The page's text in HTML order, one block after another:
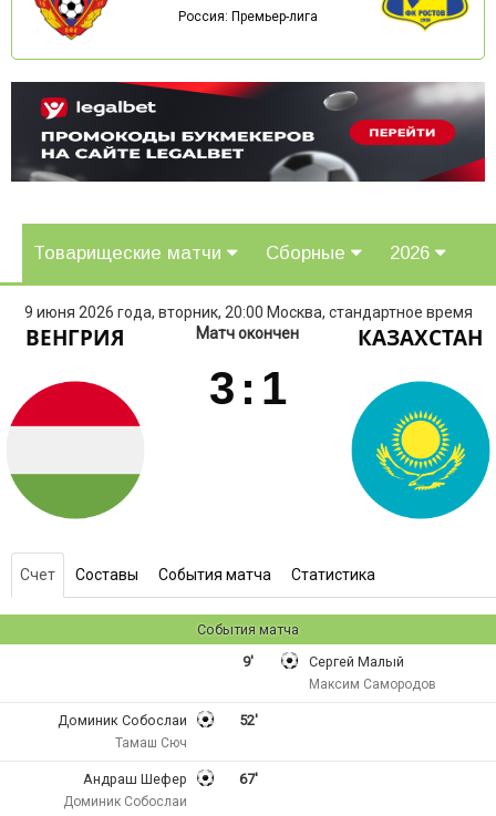
Россия: Премьер-лига
Товарищеские матчи Сборные 2026
9 июня 2026 года, вторник, 20:00 Москва, стандартное время
ВЕНГРИЯ Матч окончен
3 : 1
КАЗАХСТАН
Счет Составы События матча Статистика
События матча
9'
Сергей Малый
Максим Самородов
52'
Доминик Собослаи
Тамаш Сюч
67'
Андраш Шефер
Доминик Собослаи